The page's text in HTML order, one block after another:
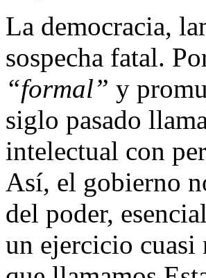
La democracia,
sospecha fatal.
“formal” y
siglo pasado
intelectual con
Así, el gobierno
del poder,
un ejercicio cuasi